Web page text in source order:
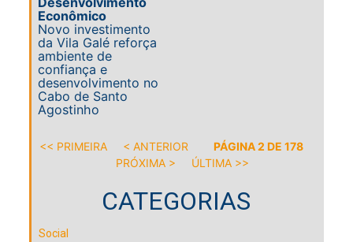
Econômico
Novo investimento
da Vila Galé reforça
ambiente de
confiança e
desenvolvimento no
Cabo de Santo
Agostinho
<< PRIMEIRA < ANTERIOR
PÁGINA 2 DE 178
PRÓXIMA >
ÚLTIMA >>
CATEGORIAS
Social